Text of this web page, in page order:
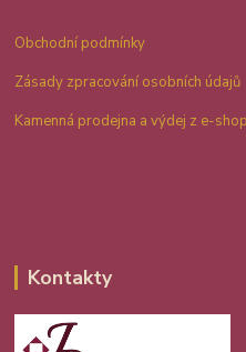
Obchodní podmínky
Zásady zpracování osobních údajů
Kamenná prodejna a výdej z e-
Kontakty